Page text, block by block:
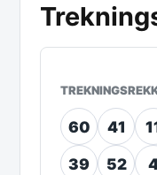
60 41
39
52